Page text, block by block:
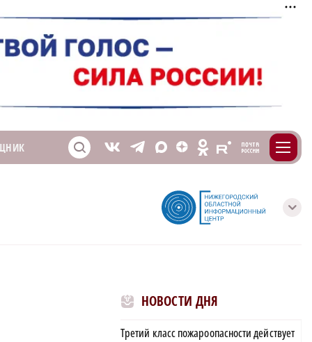
S V T X Z O E m
с
НОВОСТИ ДНЯ
Третий класс пожароопасности действует